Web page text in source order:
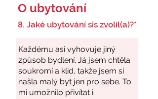
O ubytování
8. Jaké ubytování sis zvolil(a)?*